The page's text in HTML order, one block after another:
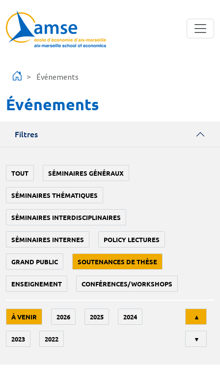
Événements
Événements
Filtres
TOUT SÉMINAIRES GÉNÉRAUX
SÉMINAIRES THÉMATIQUES
SÉMINAIRES INTERDISCIPLINAIRES
SÉMINAIRES INTERNES POLICY LECTURES
GRAND PUBLIC SOUTENANCES DE THÈSE
ENSEIGNEMENT CONFÉRENCES/WORKSHOPS
À VENIR 2026 2025 2024
2023 2022
▲
▼